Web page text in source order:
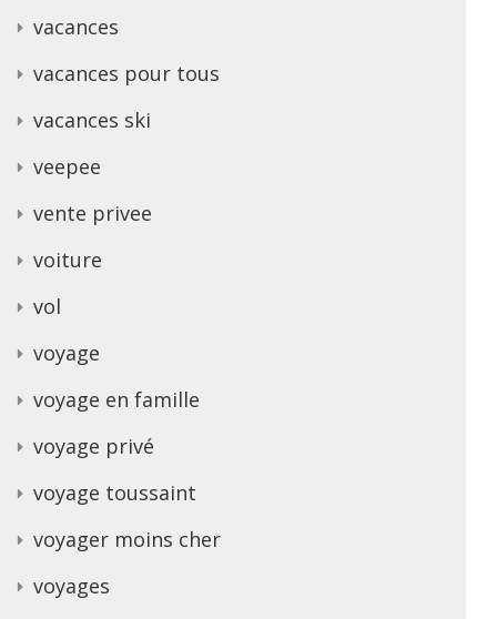
vacances
vacances pour tous
vacances ski
veepee
vente privee
voiture
vol
voyage
voyage en famille
voyage privé
voyage toussaint
voyager moins cher
voyages